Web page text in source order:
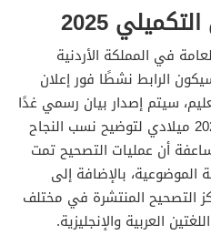
2025
في المملكة الأردنية
الرابط نشطًا فور إعلان
سيتم إصدار بيان رسمي غدًا
الخميس الأول من شهر فبراير 2025 ميلادي لتوضيح نسب النجاح
أن عمليات التصحيح تمت
بالإضافة إلى
التصحيح المنتشرة في مختلف
العربية والإنجليزية.